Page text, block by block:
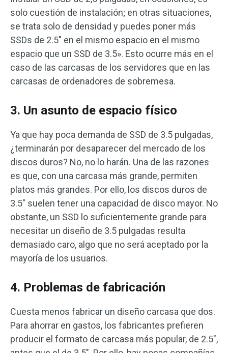
solo cuestión de instalación; en otras situaciones,
se trata solo de densidad y puedes poner más
SSDs de 2.5″ en el mismo espacio en el mismo
espacio que un SSD de 3.5». Esto ocurre más en el
caso de las carcasas de los servidores que en las
carcasas de ordenadores de sobremesa.
3. Un asunto de espacio físico
Ya que hay poca demanda de SSD de 3.5 pulgadas,
¿terminarán por desaparecer del mercado de los
discos duros? No, no lo harán. Una de las razones
es que, con una carcasa más grande, permiten
platos más grandes. Por ello, los discos duros de
3.5″ suelen tener una capacidad de disco mayor. No
obstante, un SSD lo suficientemente grande para
necesitar un diseño de 3.5 pulgadas resulta
demasiado caro, algo que no será aceptado por la
mayoría de los usuarios.
4. Problemas de fabricación
Cuesta menos fabricar un diseño carcasa que dos.
Para ahorrar en gastos, los fabricantes prefieren
producir el formato de carcasa más popular, de 2.5″,